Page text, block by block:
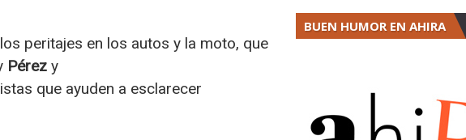
peritajes en los autos y la moto, que
Pérez y
que ayuden a esclarecer
BUEN HUMOR EN AHIRA